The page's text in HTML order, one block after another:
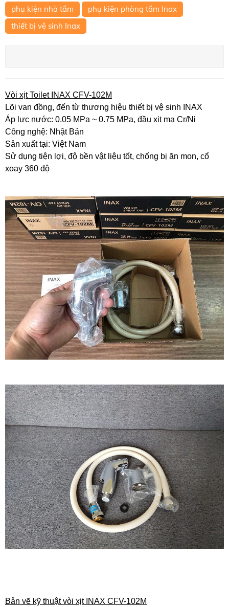
phụ kiện nhà tắm
phụ kiện phòng tắm Inax
thiết bị vệ sinh Inax
Vòi xịt Toilet INAX CFV-102M
Lõi van đồng, đến từ thương hiệu thiết bị vệ sinh INAX
Áp lực nước: 0.05 MPa ~ 0.75 MPa, đầu xịt mạ Cr/Ni
Công nghệ: Nhật Bản
Sản xuất tại: Việt Nam
Sử dụng tiện lợi, độ bền vật liệu tốt, chống bị ăn mon, cổ
xoay 360 độ
Bản vẽ kỹ thuật vòi xịt INAX CFV-102M